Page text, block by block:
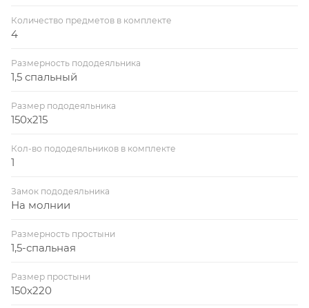
Количество предметов в комплекте
4
Размерность пододеяльника
1,5 спальный
Размер пододеяльника
150x215
Кол-во пододеяльников в комплекте
1
Замок пододеяльника
На молнии
Размерность простыни
1,5-спальная
Размер простыни
150x220